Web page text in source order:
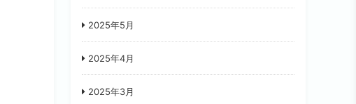
2025年5月
2025年4月
2025年3月